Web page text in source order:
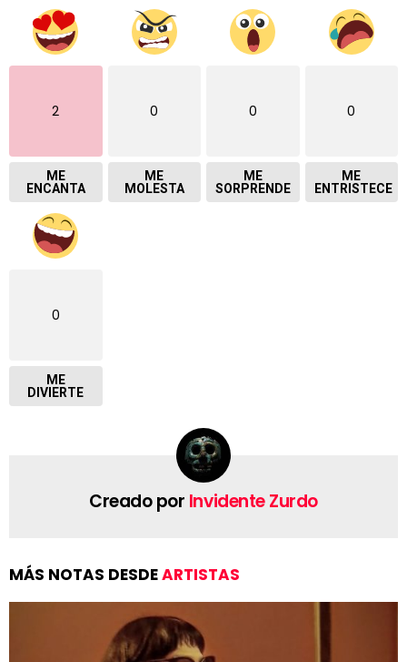
2
ME
ENCANTA
0
ME
MOLESTA
0
ME
SORPRENDE
0
ME
ENTRISTECE
0
ME
DIVIERTE
Creado por Invidente Zurdo
MÁS NOTAS DESDEARTISTAS